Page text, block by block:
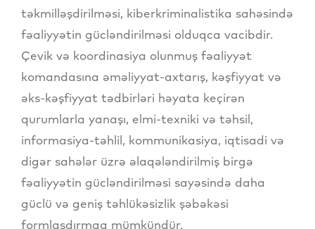
təkmilləşdirilməsi, kiberkriminalistika sahəsində
fəaliyyətin gücləndirilməsi olduqca vacibdir.
Çevik və koordinasiya olunmuş fəaliyyət
komandasına əməliyyat-axtarış, kəşfiyyat və
əks-kəşfiyyat tədbirləri həyata keçirən
qurumlarla yanaşı, elmi-texniki və təhsil,
informasiya-təhlil, kommunikasiya, iqtisadi və
digər sahələr üzrə əlaqələndirilmiş birgə
fəaliyyətin gücləndirilməsi sayəsində daha
güclü və geniş təhlükəsizlik şəbəkəsi
formlaşdırmaq mümkündür.